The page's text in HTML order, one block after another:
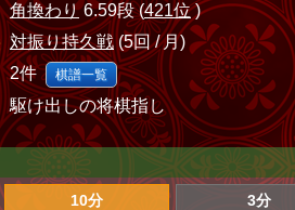
角換わり6.59段 (421位)
対振り持久戦 (5回 / 月)
2件 棋譜一覧
駆け出しの将棋指し
10分 3分